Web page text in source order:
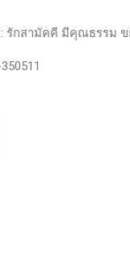
รักสามัคคี มีคุณธรรม